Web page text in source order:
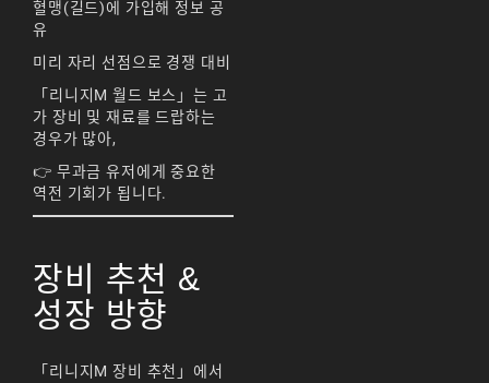
혈맹(길드)에 가입해 정보 공
유
미리 자리 선점으로 경쟁 대비
「리니지M 월드 보스」는 고
가 장비 및 재료를 드랍하는
경우가 많아,
👉 무과금 유저에게 중요한
역전 기회가 됩니다.
장비 추천 &
성장 방향
「리니지M 장비 추천」에서